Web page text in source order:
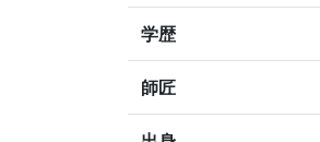
学歴
師匠